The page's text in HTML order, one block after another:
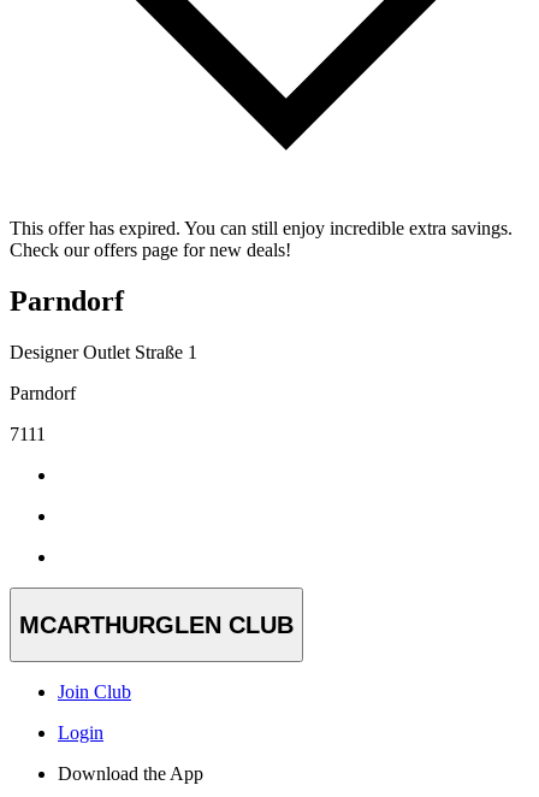
This offer has expired. You can still enjoy incredible extra savings.
Check our offers page for new deals!
Parndorf
Designer Outlet Straße 1
Parndorf
7111
MCARTHURGLEN CLUB
Join Club
Login
Download the App